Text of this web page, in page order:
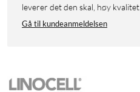
leverer det den skal, høy kvalitet.
Gå til kundeanmeldelsen